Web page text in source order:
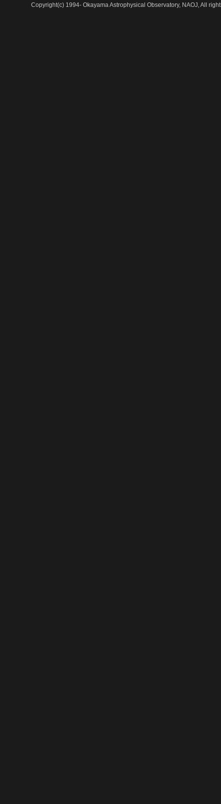
Copyright(c) 1994- Okayama Astrophysical Observatory, NAOJ, All